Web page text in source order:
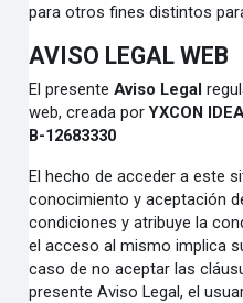
para otros fines distintos
AVISO LEGAL WEB
El presenteAviso Legal
web, creada porYXCON
B-12683330
El hecho de acceder a este
conocimiento y aceptación
condiciones y atribuye la
el acceso al mismo implica
caso de no aceptar las
presente Aviso Legal, el